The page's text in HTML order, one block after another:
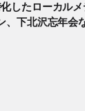
したローカル
、下北沢忘年会